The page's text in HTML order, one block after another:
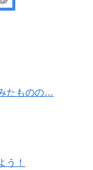
たものの…
う！